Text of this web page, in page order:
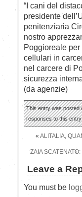
“I cani del
presidente
penitenziaria
nostro
Poggioreale per
cellulari in
nel carcere di
sicurezza
(da agenzie)
This entry was posted
responses to this
« ALITALIA,
ZAIA
Leave a
You must be